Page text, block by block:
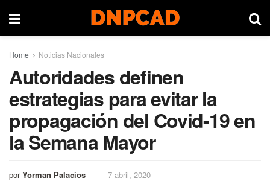
Home Noticias Nacionales
Autoridades definen
estrategias para evitar la
propagación del Covid-19 en
la Semana Mayor
por Yorman Palacios 7 abril, 2020